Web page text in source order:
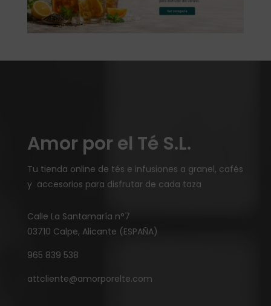
Amor por el Té S.L.
Tu tienda online de tés e infusiones a granel, cafés
y accesorios para disfrutar de cada taza
Calle La Santamaría n°7
03710 Calpe, Alicante (ESPAÑA)
965 839 538
attcliente@amorporelte.com